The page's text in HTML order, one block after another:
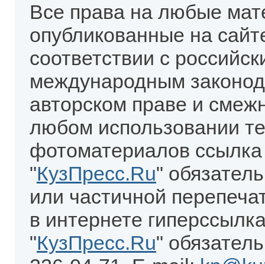
Все права на любые
опубликованные на
соответствии с
международным
авторском праве и
любом использовании
фотоматериалов
"КузПресс.Ru"
или частичной
в интернете
"КузПресс.Ru"